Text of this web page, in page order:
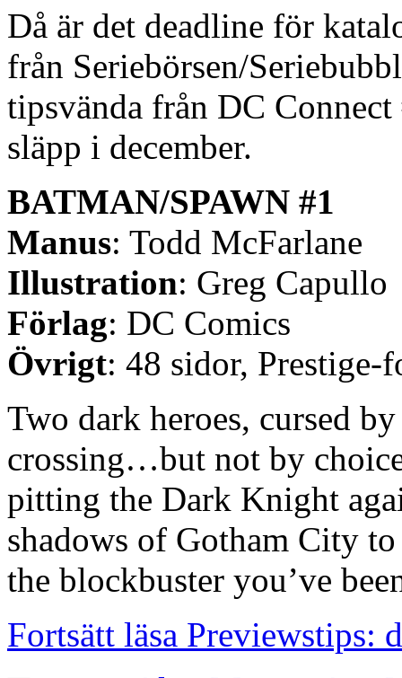
Då är det deadline för
från Seriebörsen/
tipsvända från DC
släpp i december.
BATMAN/SPAWN #1
Manus: Todd McFarlane
Illustration: Greg Capullo
Förlag: DC Comics
Övrigt: 48 sidor, Prestige-
Two dark heroes, cursed
crossing…but not by
pitting the Dark Knight
shadows of Gotham City
the blockbuster you’ve
Fortsätt läsa Previewstips: